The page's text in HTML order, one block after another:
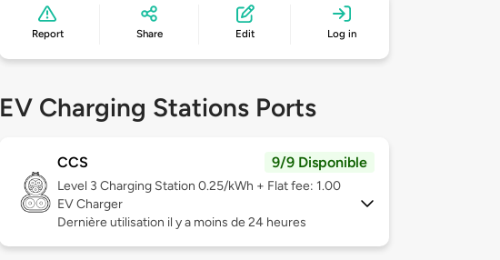
Report Share Edit Log in
EV Charging Stations Ports
CCS 9/9 Disponible
Level 3 Charging Station 0.25/kWh + Flat fee: 1.00
EV Charger
Dernière utilisation il y a moins de 24 heures